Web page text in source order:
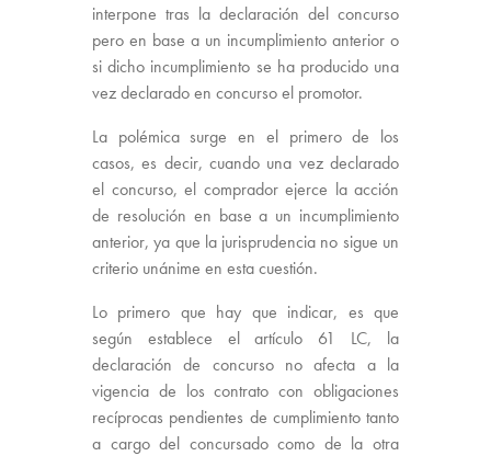
interpone tras la declaración del concurso
pero en base a un incumplimiento anterior o
si dicho incumplimiento se ha producido una
vez declarado en concurso el promotor.
La polémica surge en el primero de los
casos, es decir, cuando una vez declarado
el concurso, el comprador ejerce la acción
de resolución en base a un incumplimiento
anterior, ya que la jurisprudencia no sigue un
criterio unánime en esta cuestión.
Lo primero que hay que indicar, es que
según establece el artículo 61 LC, la
declaración de concurso no afecta a la
vigencia de los contrato con obligaciones
recíprocas pendientes de cumplimiento tanto
a cargo del concursado como de la otra